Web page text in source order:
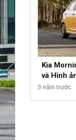
Kia
và Hình
3 năm trước